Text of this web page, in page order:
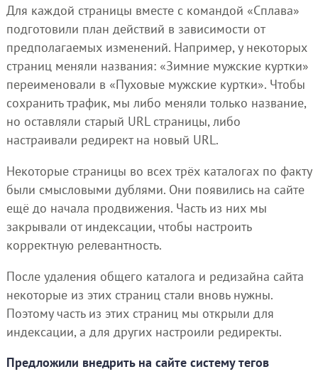
Для каждой страницы вместе с командой «Сплава»
подготовили план действий в зависимости от
предполагаемых изменений. Например, у некоторых
страниц меняли названия: «Зимние мужские куртки»
переименовали в «Пуховые мужские куртки». Чтобы
сохранить трафик, мы либо меняли только название,
но оставляли старый URL страницы, либо
настраивали редирект на новый URL.
Некоторые страницы во всех трёх каталогах по факту
были смысловыми дублями. Они появились на сайте
ещё до начала продвижения. Часть из них мы
закрывали от индексации, чтобы настроить
корректную релевантность.
После удаления общего каталога и редизайна сайта
некоторые из этих страниц стали вновь нужны.
Поэтому часть из этих страниц мы открыли для
индексации, а для других настроили редиректы.
Предложили внедрить на сайте систему тегов